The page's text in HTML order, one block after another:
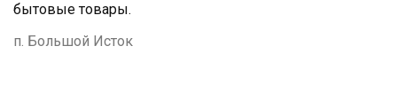
бытовые товары.
п. Большой Исток